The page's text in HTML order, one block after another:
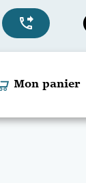
phone_forwarded
Mon panier